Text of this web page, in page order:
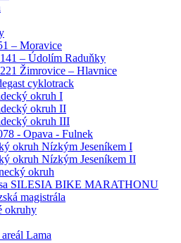
– Moravice
– Údolím Raduňky
Žimrovice – Hlavnice
cyklotrack
okruh I
okruh II
okruh III
- Opava - Fulnek
okruh Nízkým Jeseníkem I
okruh Nízkým Jeseníkem II
okruh
SILESIA BIKE MARATHONU
magistrála
okruhy
Lama